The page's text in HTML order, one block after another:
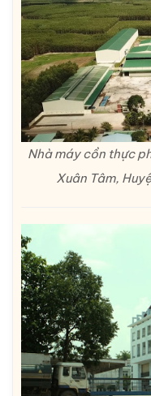
Nhà máy cồn thực
Xuân Tâm,